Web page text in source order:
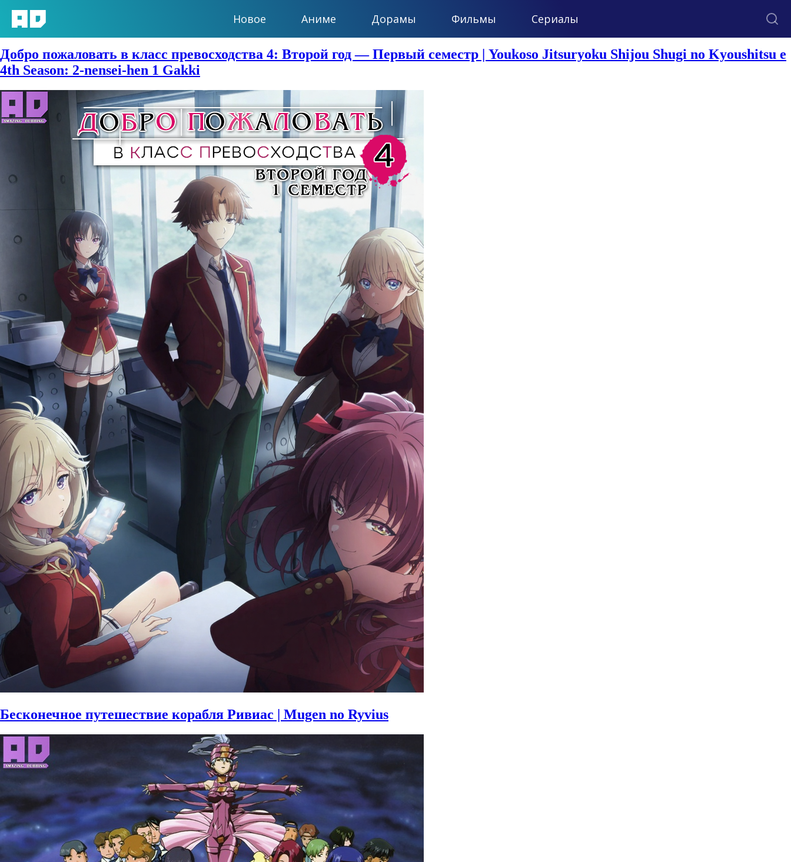
Новое Аниме Дорамы Фильмы Сериалы
Жанры:
Добро пожаловать в класс превосходства 4: Второй год — Первый семестр | Youkoso Jitsuryoku Shijou Shugi no Kyoushitsu e
4th Season: 2-nensei-hen 1 Gakki
Бесконечное путешествие корабля Ривиас | Mugen no Ryvius